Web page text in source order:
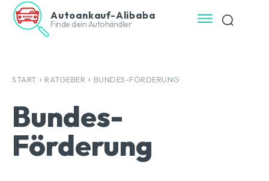
Autoankauf-Alibaba
Finde dein Autohändler
START RATGEBER BUNDES-FÖRDERUNG
Bundes-
Förderung